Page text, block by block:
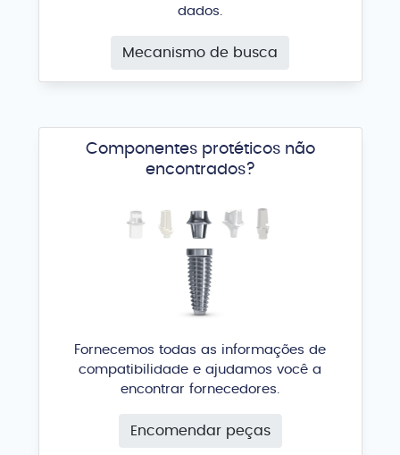
dados.
Mecanismo de busca
Componentes protéticos não
encontrados?
Fornecemos todas as informações de
compatibilidade e ajudamos você a
encontrar fornecedores.
Encomendar peças